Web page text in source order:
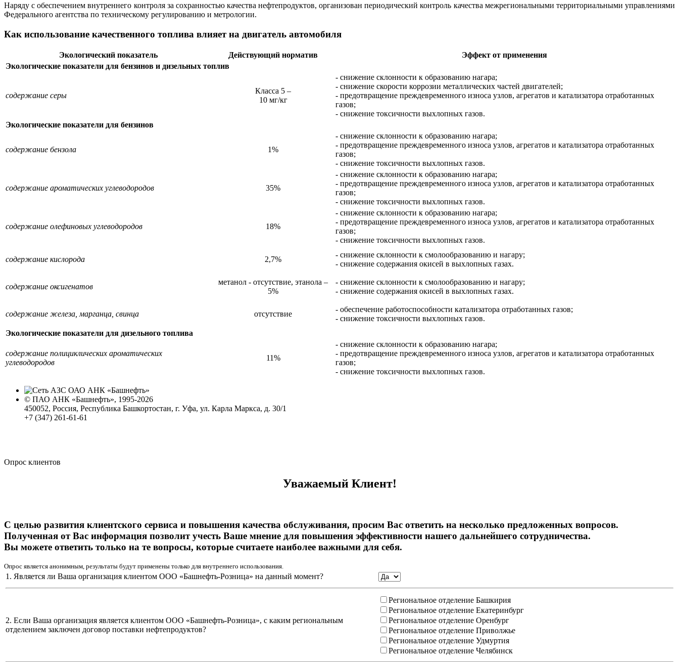
Наряду с обеспечением внутреннего контроля за сохранностью качества нефтепродуктов, организован периодический контроль качества межрегиональными территориальными управлениями
Федерального агентства по техническому регулированию и метрологии.
Как использование качественного топлива влияет на двигатель автомобиля
Экологический показатель Действующий норматив
Эффект от применения
Экологические показатели для бензинов и дизельных топлив
содержание серы
Класса 5 –
10 мг/кг
- снижение склонности к образованию нагара;
- снижение скорости коррозии металлических частей двигателей;
- предотвращение преждевременного износа узлов, агрегатов и катализатора отработанных
газов;
- снижение токсичности выхлопных газов.
Экологические показатели для бензинов
содержание бензола 1%
- снижение склонности к образованию нагара;
- предотвращение преждевременного износа узлов, агрегатов и катализатора отработанных
газов;
- снижение токсичности выхлопных газов.
содержание ароматических углеводородов 35%
- снижение склонности к образованию нагара;
- предотвращение преждевременного износа узлов, агрегатов и катализатора отработанных
газов;
- снижение токсичности выхлопных газов.
содержание олефиновых углеводородов 18%
- снижение склонности к образованию нагара;
- предотвращение преждевременного износа узлов, агрегатов и катализатора отработанных
газов;
- снижение токсичности выхлопных газов.
содержание кислорода 2,7%
- снижение склонности к смолообразованию и нагару;
- снижение содержания окисей в выхлопных газах.
содержание оксигенатов
метанол - отсутствие, этанола –
5%
- снижение склонности к смолообразованию и нагару;
- снижение содержания окисей в выхлопных газах.
содержание железа, марганца, свинца отсутствие
- обеспечение работоспособности катализатора отработанных газов;
- снижение токсичности выхлопных газов.
Экологические показатели для дизельного топлива
содержание полициклических ароматических
углеводородов
11%
- снижение склонности к образованию нагара;
- предотвращение преждевременного износа узлов, агрегатов и катализатора отработанных
газов;
- снижение токсичности выхлопных газов.
© ПАО АНК «Башнефть», 1995-2026
450052, Россия, Республика Башкортостан, г. Уфа, ул. Карла Маркса, д. 30/1
+7 (347) 261-61-61
Опрос клиентов
Уважаемый Клиент!
С целью развития клиентского сервиса и повышения качества обслуживания, просим Вас ответить на несколько предложенных вопросов.
Полученная от Вас информация позволит учесть Ваше мнение для повышения эффективности нашего дальнейшего сотрудничества.
Вы можете ответить только на те вопросы, которые считаете наиболее важными для себя.
Опрос является анонимным, результаты будут применены только для внутреннего использования.
1. Является ли Ваша организация клиентом ООО «Башнефть-Розница» на данный момент?
2. Если Ваша организация является клиентом ООО «Башнефть-Розница», с каким региональным
отделением заключен договор поставки нефтепродуктов?
Региональное отделение Башкирия
Региональное отделение Екатеринбург
Региональное отделение Оренбург
Региональное отделение Приволжье
Региональное отделение Удмуртия
Региональное отделение Челябинск